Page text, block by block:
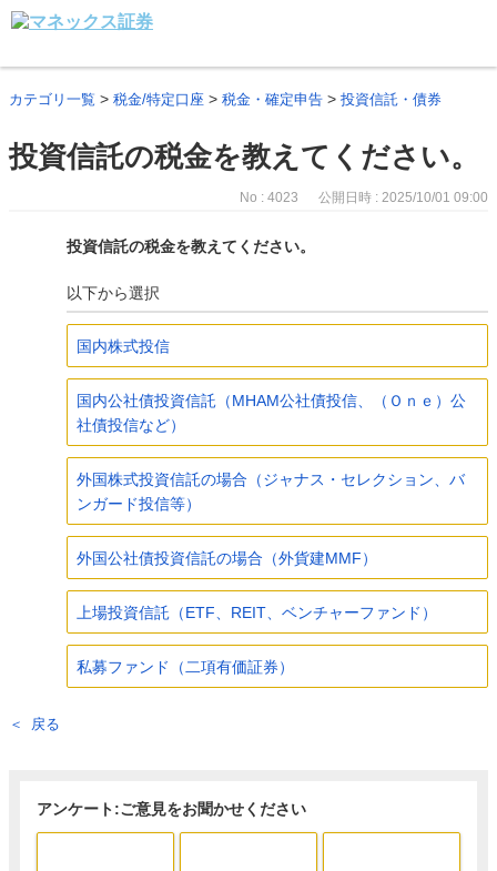
カテゴリ一覧 > 税金/特定口座 > 税金・確定申告 > 投資信託・債券
投資信託の税金を教えてください。
No : 4023 公開日時 : 2025/10/01 09:00
投資信託の税金を教えてください。
以下から選択
国内株式投信
国内公社債投資信託（MHAM公社債投信、（Ｏｎｅ）公
社債投信など）
外国株式投資信託の場合（ジャナス・セレクション、バ
ンガード投信等）
外国公社債投資信託の場合（外貨建MMF）
上場投資信託（ETF、REIT、ベンチャーファンド）
私募ファンド（二項有価証券）
戻る
アンケート:ご意見をお聞かせください